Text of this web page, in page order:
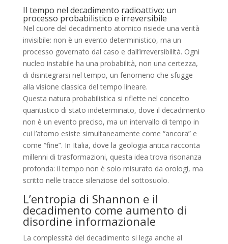
Il tempo nel decadimento radioattivo: un
processo probabilistico e irreversibile
Nel cuore del decadimento atomico risiede una verità
invisibile: non è un evento deterministico, ma un
processo governato dal caso e dall’irreversibilità. Ogni
nucleo instabile ha una probabilità, non una certezza,
di disintegrarsi nel tempo, un fenomeno che sfugge
alla visione classica del tempo lineare.
Questa natura probabilistica si riflette nel concetto
quantistico di stato indeterminato, dove il decadimento
non è un evento preciso, ma un intervallo di tempo in
cui l’atomo esiste simultaneamente come “ancora” e
come “fine”. In Italia, dove la geologia antica racconta
millenni di trasformazioni, questa idea trova risonanza
profonda: il tempo non è solo misurato da orologi, ma
scritto nelle tracce silenziose del sottosuolo.
L’entropia di Shannon e il
decadimento come aumento di
disordine informazionale
La complessità del decadimento si lega anche al